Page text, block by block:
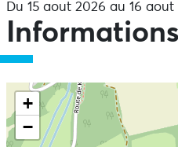
Du 15 aout 2026 au 16
+
−